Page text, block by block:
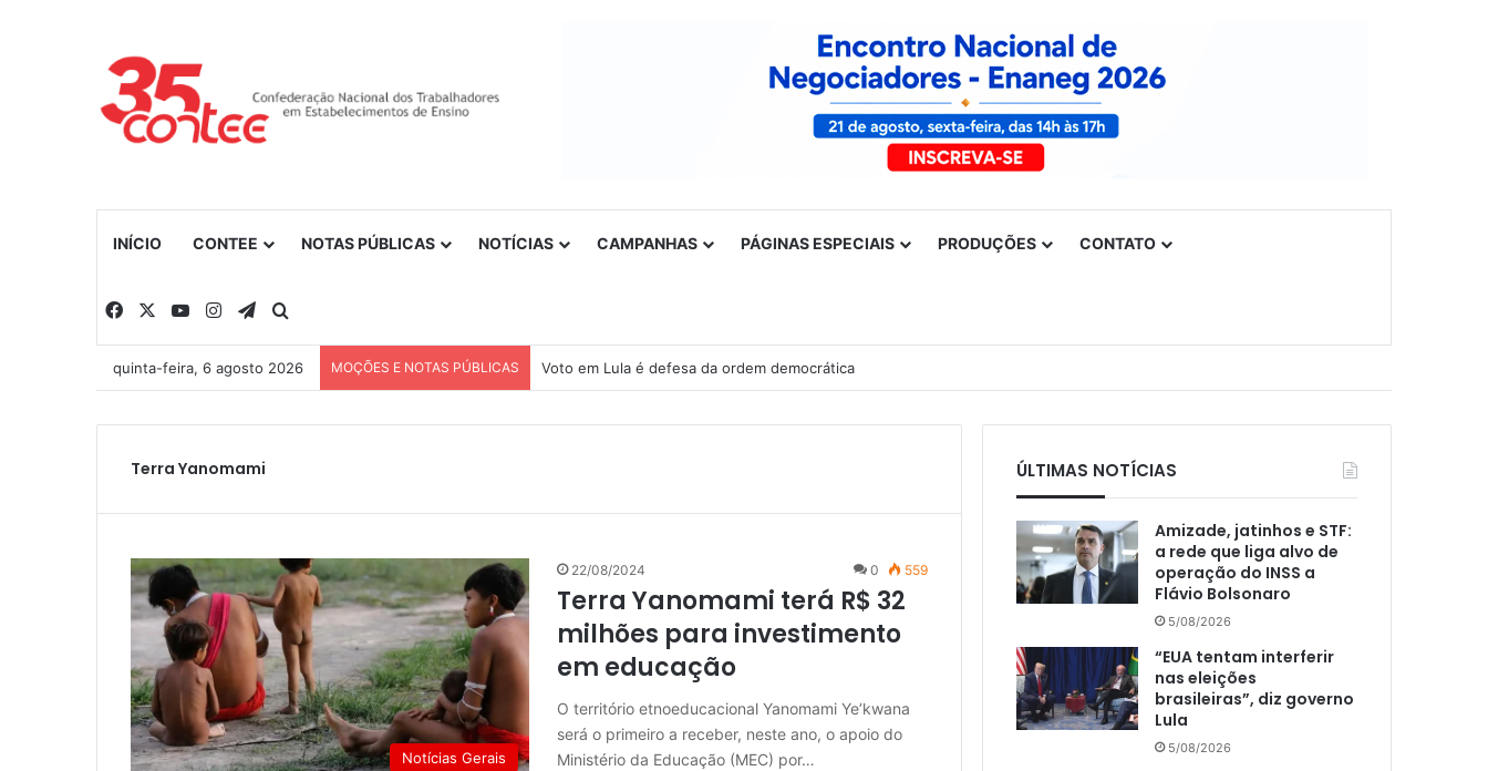
INÍCIO CONTEE NOTAS PÚBLICAS NOTÍCIAS CAMPANHAS PÁGINAS ESPECIAIS PRODUÇÕES CONTATO
Facebook YouTubeInstagramTelegram
quinta-feira, 6 agosto 2026 MOÇÕES E NOTAS PÚBLICAS Voto em Lula é defesa da ordem democrática
Terra Yanomami
Notícias Gerais
22/08/2024 0 559
Terra Yanomami terá R$ 32
milhões para investimento
em educação
O território etnoeducacional Yanomami Ye’kwana
será o primeiro a receber, neste ano, o apoio do
Ministério da Educação (MEC) por…
ÚLTIMAS NOTÍCIAS
Amizade, jatinhos e STF:
a rede que liga alvo de
operação do INSS a
Flávio Bolsonaro
5/08/2026
“EUA tentam interferir
nas eleições
brasileiras”, diz governo
Lula
5/08/2026